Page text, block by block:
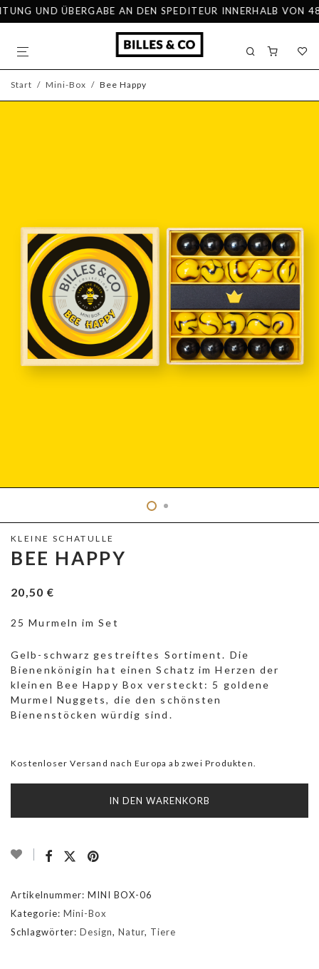
UND ÜBERGABE AN DEN SPEDITEUR INNERHALB VON
Start / Mini-Box / Bee Happy
KLEINE SCHATULLE
BEE HAPPY
20,50 €
25 Murmeln im Set
Gelb-schwarz gestreiftes Sortiment. Die
Bienenkönigin hat einen Schatz im Herzen der
kleinen Bee Happy Box versteckt: 5 goldene
Murmel Nuggets, die den schönsten
Bienenstöcken würdig sind.
Kostenloser Versand nach Europa ab zwei Produkten.
IN DEN WARENKORB
Artikelnummer: MINI BOX-06
Kategorie: Mini-Box
Schlagwörter: Design, Natur, Tiere